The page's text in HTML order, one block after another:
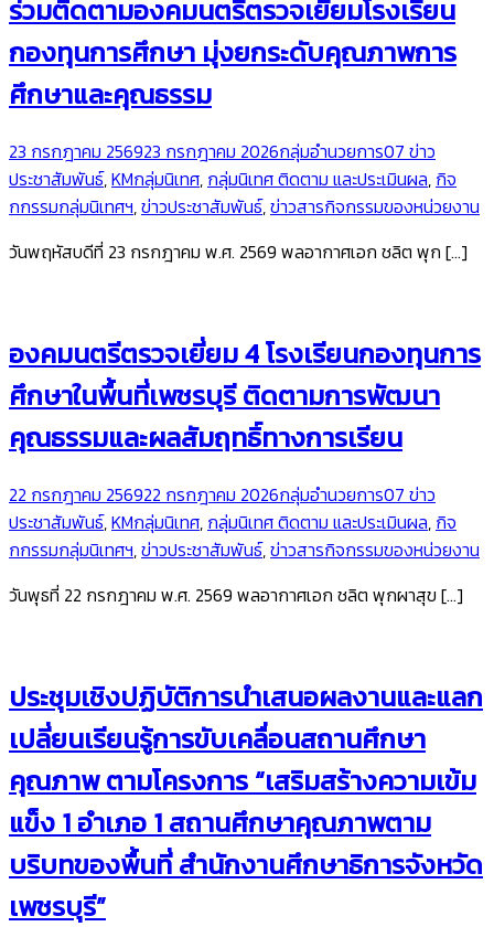
ร่วมติดตามองคมนตรีตรวจเยี่ยมโรงเรียน
กองทุนการศึกษา มุ่งยกระดับคุณภาพการ
ศึกษาและคุณธรรม
23 กรกฎาคม 256923 กรกฎาคม 2026กลุ่มอำนวยการ07 ข่าว
ประชาสัมพันธ์,KMกลุ่มนิเทศ, กลุ่มนิเทศ ติดตาม และประเมินผล, กิจ
กกรรมกลุ่มนิเทศฯ,ข่าวประชาสัมพันธ์,ข่าวสารกิจกรรมของหน่วยงาน
วันพฤหัสบดีที่ 23 กรกฎาคม พ.ศ. 2569 พลอากาศเอก ชลิต พุก […]
องคมนตรีตรวจเยี่ยม 4 โรงเรียนกองทุนการ
ศึกษาในพื้นที่เพชรบุรี ติดตามการพัฒนา
คุณธรรมและผลสัมฤทธิ์ทางการเรียน
22 กรกฎาคม 256922 กรกฎาคม 2026กลุ่มอำนวยการ07 ข่าว
ประชาสัมพันธ์,KMกลุ่มนิเทศ, กลุ่มนิเทศ ติดตาม และประเมินผล, กิจ
กกรรมกลุ่มนิเทศฯ,ข่าวประชาสัมพันธ์,ข่าวสารกิจกรรมของหน่วยงาน
วันพุธที่ 22 กรกฎาคม พ.ศ. 2569 พลอากาศเอก ชลิต พุกผาสุข […]
ประชุมเชิงปฏิบัติการนำเสนอผลงานและแลก
เปลี่ยนเรียนรู้การขับเคลื่อนสถานศึกษา
คุณภาพ ตามโครงการ “เสริมสร้างความเข้ม
แข็ง 1 อำเภอ 1 สถานศึกษาคุณภาพตาม
บริบทของพื้นที่ สำนักงานศึกษาธิการจังหวัด
เพชรบุรี”